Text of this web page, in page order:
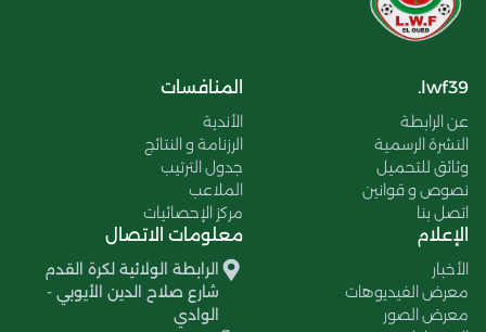
lwf39.
عن الرابطة
النشرة الرسمية
وثائق للتحميل
نصوص و قوانين
اتصل بنا
المنافسات
الأندية
الرزنامة و النتائج
جدول الترتيب
الملاعب
مركز الإحصائيات
الإعلام
الأخبار
معرض الفيديوهات
معرض الصور
معلومات الاتصال
الرابطة الولائية لكرة القدم
شارع صلاح الدين الأيوبي -
الوادي